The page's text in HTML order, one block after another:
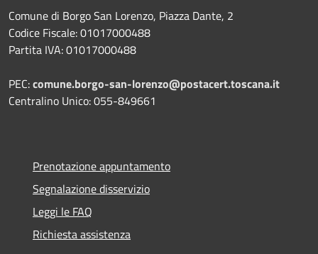
Comune di Borgo San Lorenzo, Piazza Dante, 2
Codice Fiscale: 01017000488
Partita IVA: 01017000488
PEC:comune.borgo-san-lorenzo@postacert.toscana.it
Centralino Unico: 055-849661
Prenotazione appuntamento
Segnalazione disservizio
Leggi le FAQ
Richiesta assistenza